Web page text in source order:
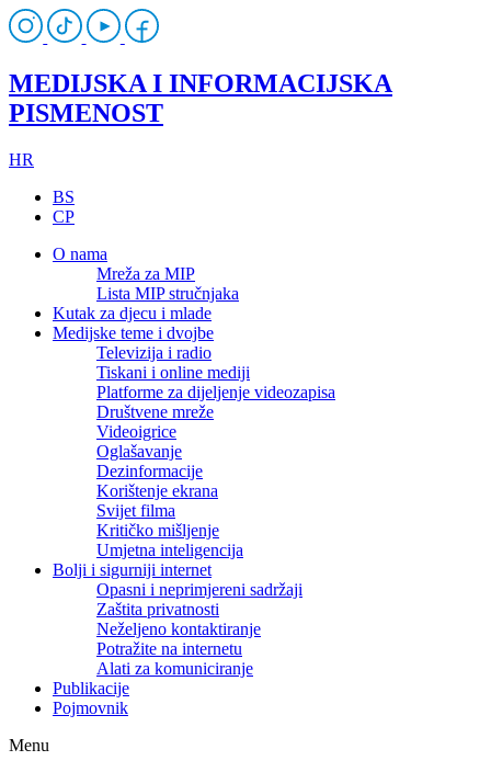
MEDIJSKA I INFORMACIJSKA
PISMENOST
HR
BS
CP
O nama
Mreža za MIP
Lista MIP stručnjaka
Kutak za djecu i mlade
Medijske teme i dvojbe
Televizija i radio
Tiskani i online mediji
Platforme za dijeljenje videozapisa
Društvene mreže
Videoigrice
Oglašavanje
Dezinformacije
Korištenje ekrana
Svijet filma
Kritičko mišljenje
Umjetna inteligencija
Bolji i sigurniji internet
Opasni i neprimjereni sadržaji
Zaštita privatnosti
Neželjeno kontaktiranje
Potražite na internetu
Alati za komuniciranje
Publikacije
Pojmovnik
Menu